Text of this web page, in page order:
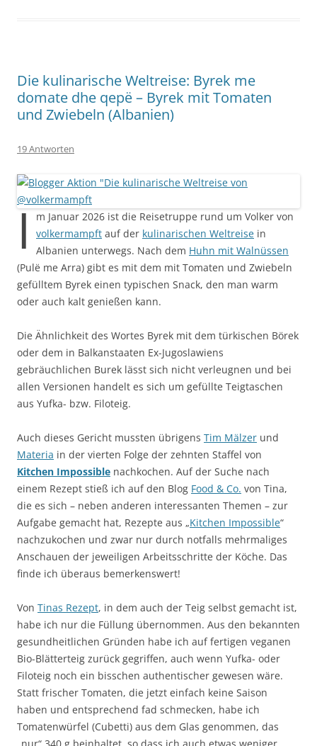
Die kulinarische Weltreise: Byrek me
domate dhe qepë – Byrek mit Tomaten
und Zwiebeln (Albanien)
19 Antworten
I m Januar 2026 ist die Reisetruppe rund um Volker von
volkermampft auf der kulinarischen Weltreise in
Albanien unterwegs. Nach dem Huhn mit Walnüssen
(Pulë me Arra) gibt es mit dem mit Tomaten und Zwiebeln
gefülltem Byrek einen typischen Snack, den man warm
oder auch kalt genießen kann.
Die Ähnlichkeit des Wortes Byrek mit dem türkischen Börek
oder dem in Balkanstaaten Ex-Jugoslawiens
gebräuchlichen Burek lässt sich nicht verleugnen und bei
allen Versionen handelt es sich um gefüllte Teigtaschen
aus Yufka- bzw. Filoteig.
Auch dieses Gericht mussten übrigens Tim Mälzer und
Materia in der vierten Folge der zehnten Staffel von
Kitchen Impossible nachkochen. Auf der Suche nach
einem Rezept stieß ich auf den Blog Food & Co. von Tina,
die es sich – neben anderen interessanten Themen – zur
Aufgabe gemacht hat, Rezepte aus „Kitchen Impossible“
nachzukochen und zwar nur durch notfalls mehrmaliges
Anschauen der jeweiligen Arbeitsschritte der Köche. Das
finde ich überaus bemerkenswert!
Von Tinas Rezept, in dem auch der Teig selbst gemacht ist,
habe ich nur die Füllung übernommen. Aus den bekannten
gesundheitlichen Gründen habe ich auf fertigen veganen
Bio-Blätterteig zurück gegriffen, auch wenn Yufka- oder
Filoteig noch ein bisschen authentischer gewesen wäre.
Statt frischer Tomaten, die jetzt einfach keine Saison
haben und entsprechend fad schmecken, habe ich
Tomatenwürfel (Cubetti) aus dem Glas genommen, das